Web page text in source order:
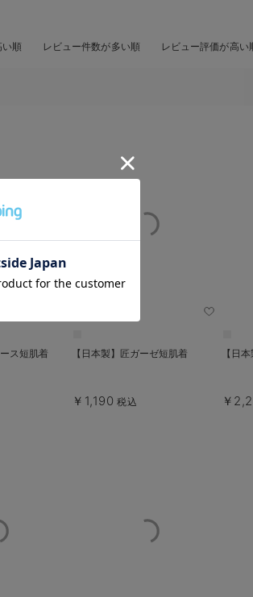
い順 レビュー件数が多い順 レビュー評価が高い
ス短肌着 【日本製】匠ガーゼ短肌着
￥1,190 税込
【日
￥
する